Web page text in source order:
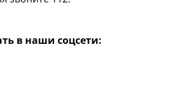
в наши соцсети: